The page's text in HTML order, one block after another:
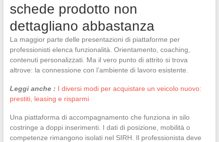
schede prodotto non
dettagliano abbastanza
La maggior parte delle presentazioni di piattaforme per
professionisti elenca funzionalità. Orientamento, coaching,
contenuti personalizzati. Ma il vero punto di attrito si trova
altrove: la connessione con l’ambiente di lavoro esistente.
Leggi anche : I diversi modi per acquistare un veicolo nuovo:
prestiti, leasing e risparmi
Una piattaforma di accompagnamento che funziona in silo
costringe a doppi inserimenti. I dati di posizione, mobilità o
competenze rimangono isolati nel SIRH. Il professionista deve